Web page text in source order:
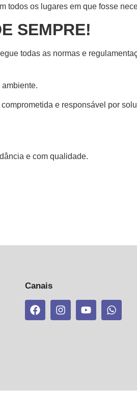
todos os lugares em que fosse
SEMPRE!
todas as normas e
e responsável por
e com qualidade.
Canais